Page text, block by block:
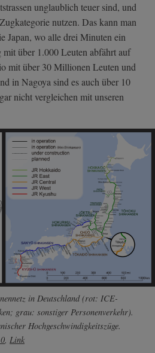
unglaublich teuer sind, und
nutzen. Das kann man
Japan, wo alle drei Minuten ein
über 1.000 Leuten abfährt auf
mit über 30 Millionen Leuten und
in Nagoya sind es auch über 10
nicht vergleichen mit unseren
in Deutschland (rot: ICE-
grau: sonstiger Personenverkehr).
Hochgeschwindigkeitszüge.
, Link